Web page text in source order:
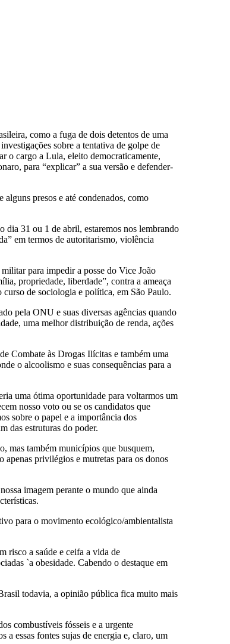
como a fuga de dois detentos de uma
sobre a tentativa de golpe de
o cargo a Lula, eleito democraticamente,
para “explicar” a sua versão e defender-
presos e até condenados, como
dia 31 ou 1 de abril, estaremos nos lembrando
em termos de autoritarismo, violência
para impedir a posse do Vice João
propriedade, liberdade”, contra a ameaça
de sociologia e política, em São Paulo.
pela ONU e suas diversas agências quando
uma melhor distribuição de renda, ações
Combate às Drogas Ilícitas e também uma
o alcoolismo e suas consequências para a
uma ótima oportunidade para voltarmos um
nosso voto ou se os candidatos que
sobre o papel e a importância dos
das estruturas do poder.
mas também municípios que busquem,
privilégios e mutretas para os donos
imagem perante o mundo que ainda
para o movimento ecológico/ambientalista
risco a saúde e ceifa a vida de
`a obesidade. Cabendo o destaque em
todavia, a opinião pública fica muito mais
combustíveis fósseis e a urgente
a essas fontes sujas de energia e, claro, um